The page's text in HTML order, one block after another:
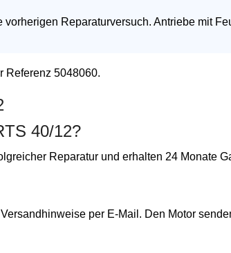
Reparaturversuch. Antriebe mit
Referenz 5048060.
40/12?
Reparatur und erhalten 24 Monate
per E-Mail. Den Motor